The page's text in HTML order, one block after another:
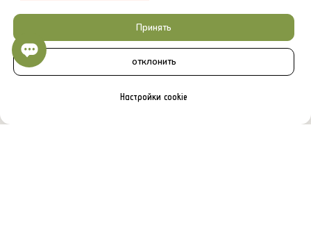
Принять
отклонить
Настройки cookie